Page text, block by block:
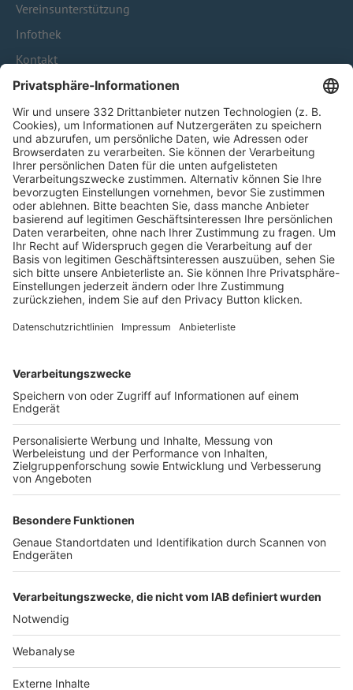
Vereinsunterstützung
Infothek
Kontakt
HÄUFIG BESUCHTE SEITEN
Pässe und Vereinswechsel
Trainerausbildung
Schulungsangebot Vereinsmitarbeiter
BFV-Geschäftsstellen
Trainerbörse
Login SpielPlus
FOLGE DEM BFV
TOP-VEREINE
TOP-PARTNER
Nutzungsbedingungen Datenschutz Impressum